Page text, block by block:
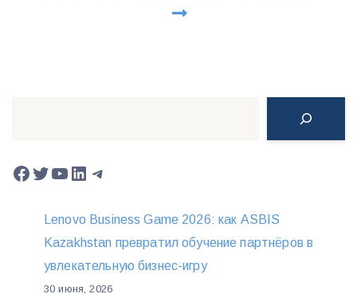
Facebook
Twitter
YouTube
LinkedIn
Telegram
Lenovo Business Game 2026: как ASBIS
Kazakhstan превратил обучение партнёров в
увлекательную бизнес-игру
30 июня, 2026